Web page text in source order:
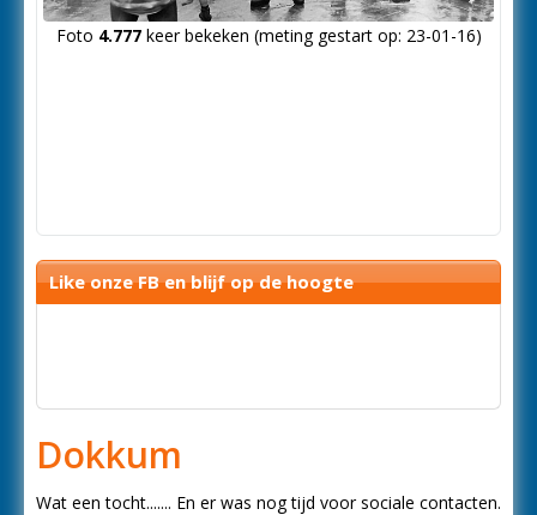
Foto 4.777keer bekeken (meting gestart op: 23-01-16)
Like onze FB en blijf op de hoogte
Dokkum
Wat een tocht....... En er was nog tijd voor sociale contacten.